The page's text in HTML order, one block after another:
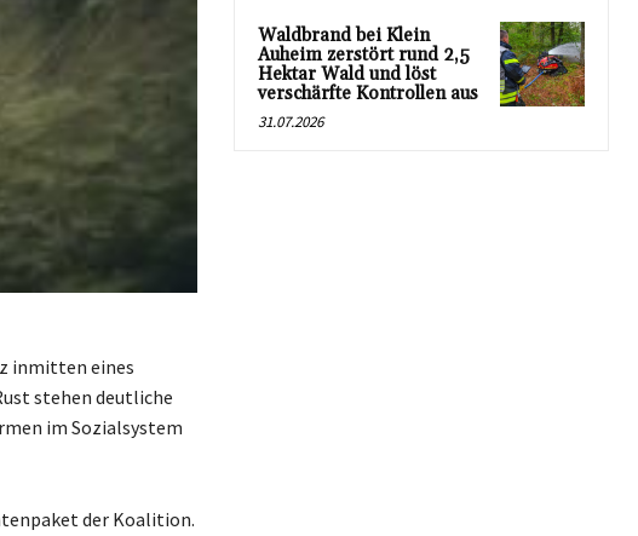
inmitten eines
stehen deutliche
im Sozialsystem
der Koalition.
Waldbrand bei Klein
Auheim zerstört rund 2,5
Hektar Wald und löst
verschärfte Kontrollen aus
31.07.2026